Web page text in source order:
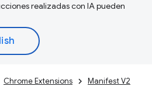
realizadas con IA pueden
Chrome Extensions
Manifest V2